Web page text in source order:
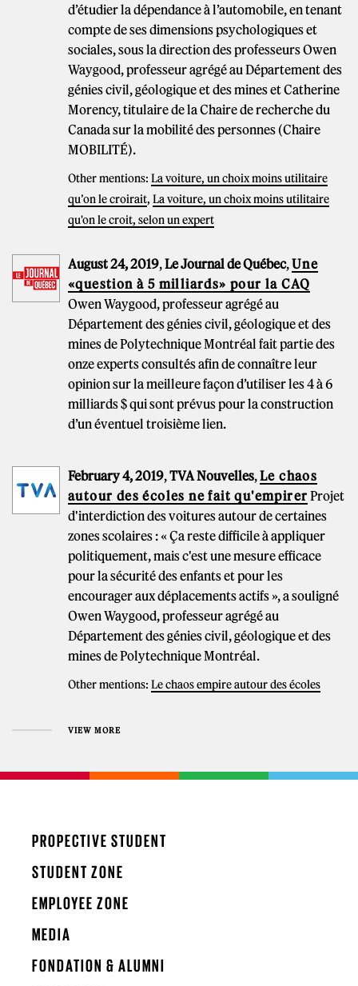
d’étudier la dépendance à l’automobile, en tenant
compte de ses dimensions psychologiques et
sociales, sous la direction des professeurs Owen
Waygood, professeur agrégé au Département des
génies civil, géologique et des mines et Catherine
Morency, titulaire de la Chaire de recherche du
Canada sur la mobilité des personnes (Chaire
MOBILITÉ).
Other mentions: La voiture, un choix moins utilitaire
qu’on le croirait, La voiture, un choix moins utilitaire
qu'on le croit, selon un expert
August 24, 2019,Le Journal de Québec,Une
«question à 5 milliards» pour la CAQ
Owen Waygood, professeur agrégé au
Département des génies civil, géologique et des
mines de Polytechnique Montréal fait partie des
onze experts consultés afin de connaître leur
opinion sur la meilleure façon d’utiliser les 4 à 6
milliards $ qui sont prévus pour la construction
d’un éventuel troisième lien.
February 4, 2019,TVA Nouvelles,Le chaos
autour des écoles ne fait qu'empirer Projet
d'interdiction des voitures autour de certaines
zones scolaires : « Ça reste difficile à appliquer
politiquement, mais c'est une mesure efficace
pour la sécurité des enfants et pour les
encourager aux déplacements actifs », a souligné
Owen Waygood, professeur agrégé au
Département des génies civil, géologique et des
mines de Polytechnique Montréal.
Other mentions: Le chaos empire autour des écoles
VIEW MORE
PROPECTIVE STUDENT
STUDENT ZONE
EMPLOYEE ZONE
MEDIA
FONDATION & ALUMNI